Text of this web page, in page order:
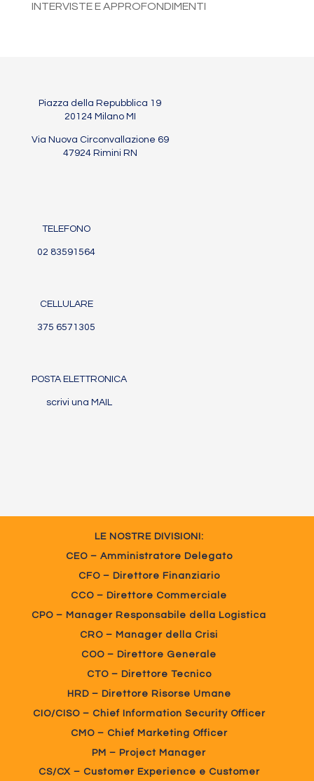
INTERVISTE E APPROFONDIMENTI
Piazza della Repubblica 19
20124 Milano MI
Via Nuova Circonvallazione 69
47924 Rimini RN
TELEFONO
02 83591564
CELLULARE
375 6571305
POSTA ELETTRONICA
scrivi una MAIL
LE NOSTRE DIVISIONI:
CEO – Amministratore Delegato
CFO – Direttore Finanziario
CCO – Direttore Commerciale
CPO – Manager Responsabile della Logistica
CRO – Manager della Crisi
COO – Direttore Generale
CTO – Direttore Tecnico
HRD – Direttore Risorse Umane
CIO/CISO – Chief Information Security Officer
CMO – Chief Marketing Officer
PM – Project Manager
CS/CX – Customer Experience e Customer